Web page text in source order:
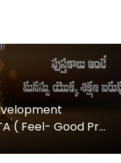
( Feel- Good Pr...